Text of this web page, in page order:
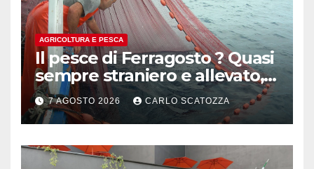
AGRICOLTURA E PESCA
Il pesce di Ferragosto ? Quasi
sempre straniero e allevato,
in sofferenza
7 AGOSTO 2026 CARLO SCATOZZA